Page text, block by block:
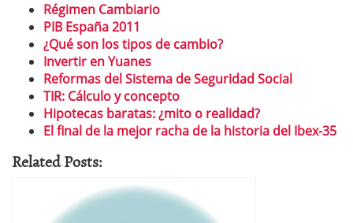
Régimen Cambiario
PIB España 2011
¿Qué son los tipos de cambio?
Invertir en Yuanes
Reformas del Sistema de Seguridad Social
TIR: Cálculo y concepto
Hipotecas baratas: ¿mito o realidad?
El final de la mejor racha de la historia del Ibex-35
Related Posts: